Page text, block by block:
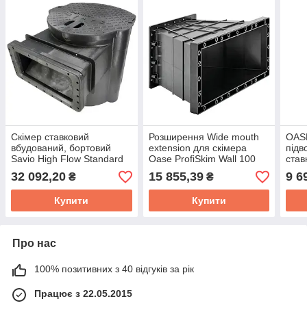
Скімер ставковий
вбудований, бортовий
Savio High Flow Standard
Skimmer на 120м2 для
ставка, водойми, басейна
32 092,20 ₴
Купити
Розширення Wide mouth
extension для скімера
Oase ProfiSkim Wall 100
15 855,39₴
Купити
9
Про нас
100% позитивних з 40 відгуків за рік
Працює з 22.05.2015